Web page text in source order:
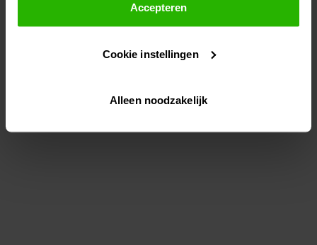
toestemming om cookies voor social media en
gepersonaliseerde advertenties te plaatsen.
Lees hier meer over in onsprivacybeleid
Via "Cookie instellingen" kun je ook zelf instellen welke
Accepteren
Cookie instellingen
Alleen noodzakelijk